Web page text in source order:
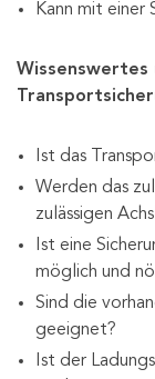
Kann mit
Wissenswertes
Ist das
Werden das
zulässigen
Ist eine
möglich und
Sind die
geeignet?
Ist der